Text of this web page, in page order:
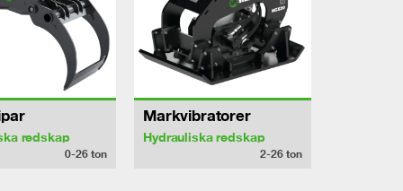
redskap
0-26ton
Markvibratorer
Hydrauliska redskap
2-26 ton